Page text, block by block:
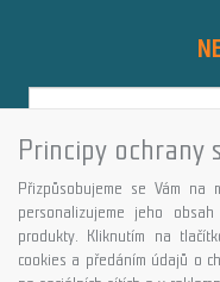
Více
Copyright
Principy ochrany
Přizpůsobujeme se Vám na
personalizujeme jeho
produkty. Kliknutím na
cookies a předáním údajů o